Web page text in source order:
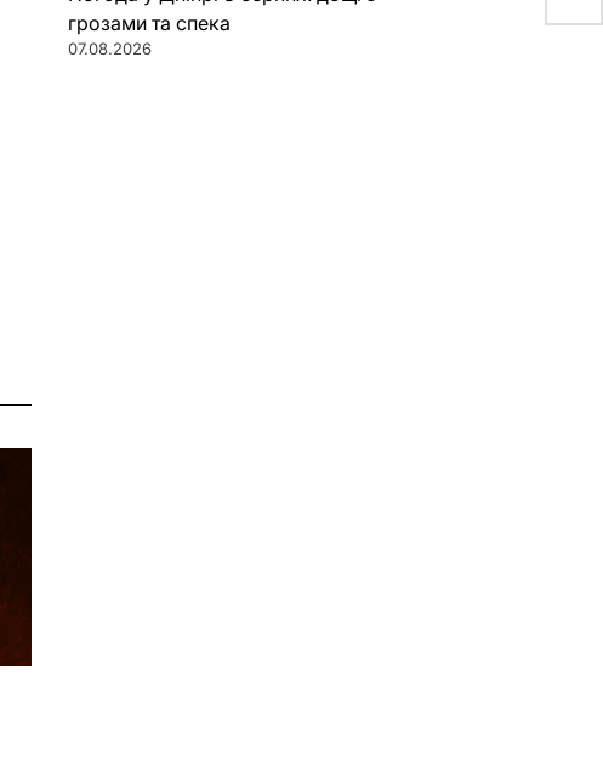
грозами та спека
07.08.2026